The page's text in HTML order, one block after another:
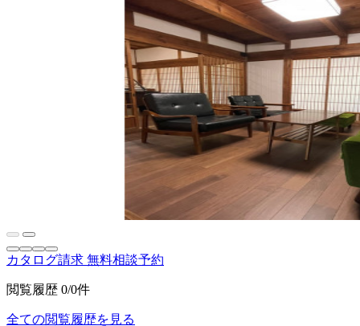
カタログ請求 無料相談予約
閲覧履歴 0/0件
全ての閲覧履歴を見る